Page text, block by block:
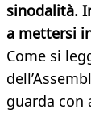
sinodalità.
a mettersi
Come si
guarda con